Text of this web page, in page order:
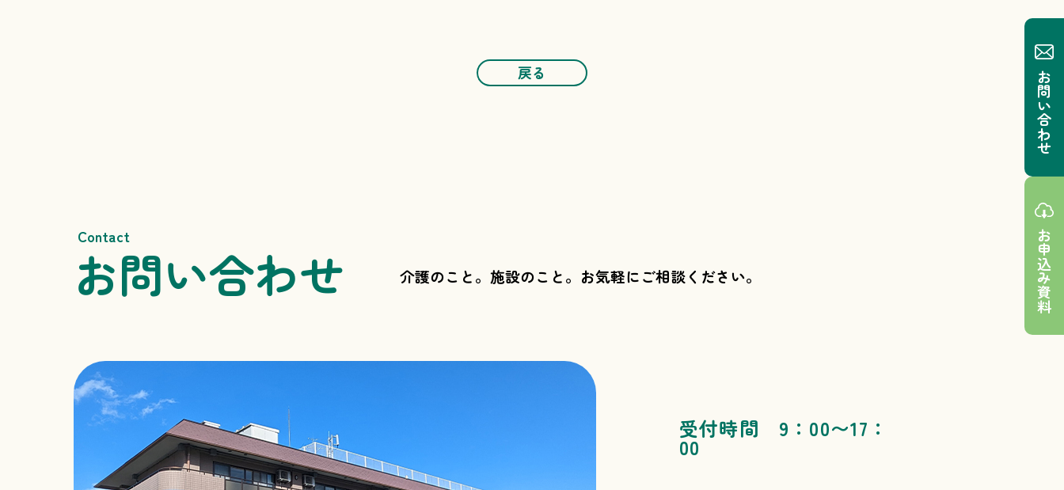
戻る
Contact
お問い合わせ 介護のこと。施設のこと。 お気軽にご相談ください。
受付時間 9：00〜17：
00
お問い合わせ
お申込み資料